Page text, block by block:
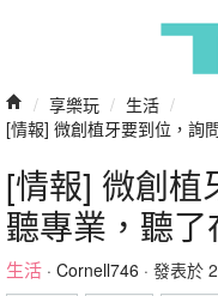
/ 享樂玩 / 生活 /
[情報] 微創植牙要到位，詢
[情報] 微創植
聽專業，聽
生活 · Cornell746 · 發表於